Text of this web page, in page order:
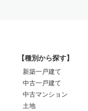
【種別から探す】
新築一戸建て
中古一戸建て
中古マンション
土地